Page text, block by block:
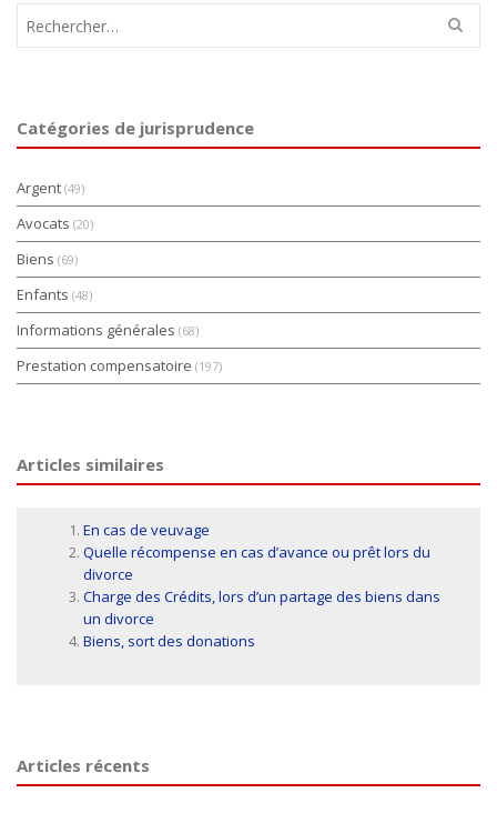
Catégories de jurisprudence
Argent (49)
Avocats (20)
Biens (69)
Enfants (48)
Informations générales (68)
Prestation compensatoire (197)
Articles similaires
En cas de veuvage
Quelle récompense en cas d’avance ou prêt lors du
divorce
Charge des Crédits, lors d’un partage des biens dans
un divorce
Biens, sort des donations
Articles récents